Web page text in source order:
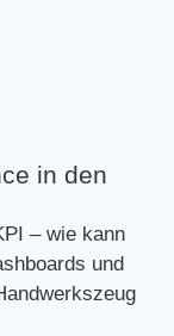
in den
– wie kann
und